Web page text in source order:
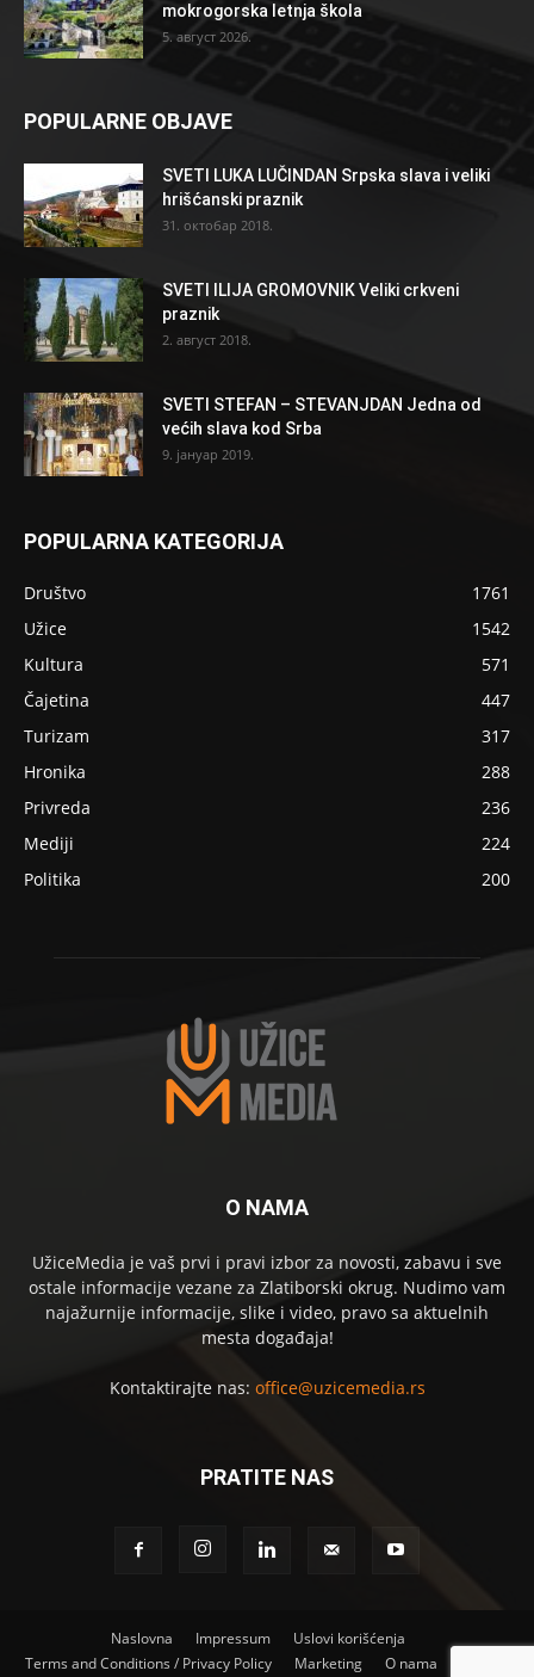
mokrogorska letnja škola
5. август 2026.
POPULARNE OBJAVE
SVETI LUKA LUČINDAN Srpska slava i veliki
hrišćanski praznik
31. октобар 2018.
SVETI ILIJA GROMOVNIK Veliki crkveni
praznik
2. август 2018.
SVETI STEFAN – STEVANJDAN Jedna od
većih slava kod Srba
9. јануар 2019.
POPULARNA KATEGORIJA
Društvo
1761
Užice
1542
Kultura
571
Čajetina
447
Turizam
317
Hronika
288
Privreda
236
Mediji
224
Politika
200
O NAMA
UžiceMedia je vaš prvi i pravi izbor za novosti, zabavu i sve
ostale informacije vezane za Zlatiborski okrug. Nudimo vam
najažurnije informacije, slike i video, pravo sa aktuelnih
mesta događaja!
Kontaktirajte nas: office@uzicemedia.rs
PRATITE NAS
Naslovna Impressum
Uslovi korišćenja
Terms and Conditions / Privacy Policy
Marketing O nama